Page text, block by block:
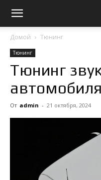
Домой Тюнинг
Тюнинг
Тюнинг
автомобиля
От admin - 21 октября, 2024